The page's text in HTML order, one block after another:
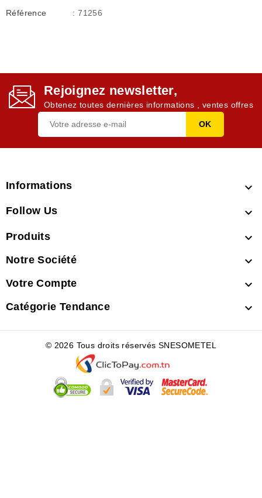
Référence : 71256
Rejoignez newsletter,
Obtenez toutes dernières informations , ventes offres
Informations 
Follow Us 
Produits 
Notre Société 
Votre Compte 
Catégorie Tendance 
© 2026 Tous droits réservés SNESOMETEL